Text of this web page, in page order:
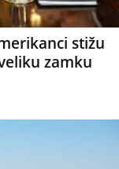
stižu
zamku